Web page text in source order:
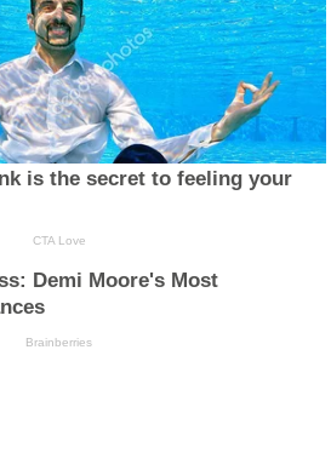
is the secret to feeling your
CTA Love
Demi Moore's Most
Brainberries